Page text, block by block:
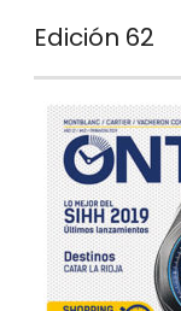
Edición 62